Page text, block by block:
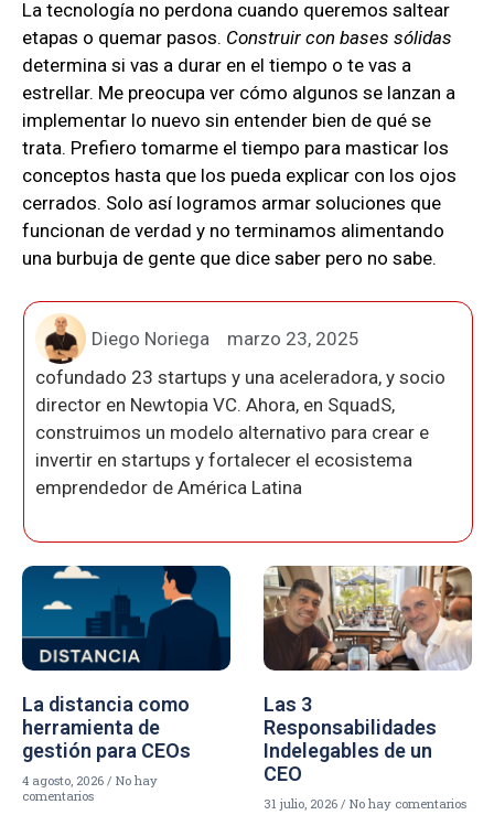
La tecnología no perdona cuando queremos saltear
etapas o quemar pasos. Construir con bases sólidas
determina si vas a durar en el tiempo o te vas a
estrellar. Me preocupa ver cómo algunos se lanzan a
implementar lo nuevo sin entender bien de qué se
trata. Prefiero tomarme el tiempo para masticar los
conceptos hasta que los pueda explicar con los ojos
cerrados. Solo así logramos armar soluciones que
funcionan de verdad y no terminamos alimentando
una burbuja de gente que dice saber pero no sabe.
Diego Noriega
marzo 23, 2025
cofundado 23 startups y una aceleradora, y socio
director en Newtopia VC. Ahora, en SquadS,
construimos un modelo alternativo para crear e
invertir en startups y fortalecer el ecosistema
emprendedor de América Latina
La distancia como
herramienta de
gestión para CEOs
4 agosto, 2026
No hay
comentarios
Las 3
Responsabilidades
Indelegables de un
CEO
31 julio, 2026 No hay comentarios